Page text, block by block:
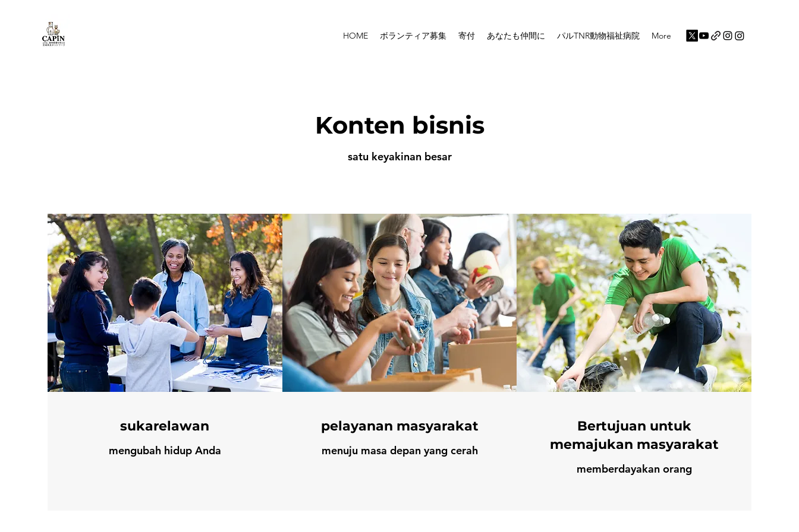
HOME ボランティア募集 寄付 あなたも仲間に パルTNR動物福祉病院 More
Konten bisnis
satu keyakinan besar
sukarelawan
mengubah hidup Anda
pelayanan masyarakat
menuju masa depan yang cerah
Bertujuan untuk
memajukan masyarakat
memberdayakan orang